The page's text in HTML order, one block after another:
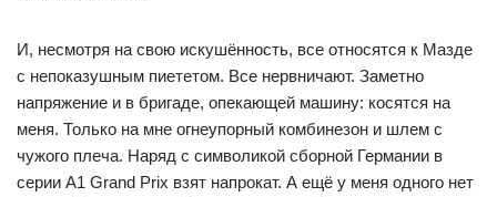
И, несмотря на свою искушённость, все относятся к Мазде
с непоказушным пиететом. Все нервничают. Заметно
напряжение и в бригаде, опекающей машину: косятся на
меня. Только на мне огнеупорный комбинезон и шлем с
чужого плеча. Наряд с символикой сборной Германии в
серии A1 Grand Prix взят напрокат. А ещё у меня одного нет